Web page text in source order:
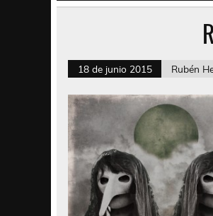
18 de junio 2015 Rubén